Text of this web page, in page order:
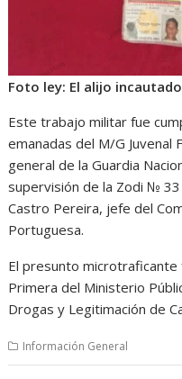
Foto ley: El alijo
Este trabajo militar fue
emanadas del M/G Juvenal
general de la Guardia
supervisión de la Zodi №
Castro Pereira, jefe del
Portuguesa.
El presunto microtraficante
Primera del Ministerio
Drogas y Legitimación de
Información General